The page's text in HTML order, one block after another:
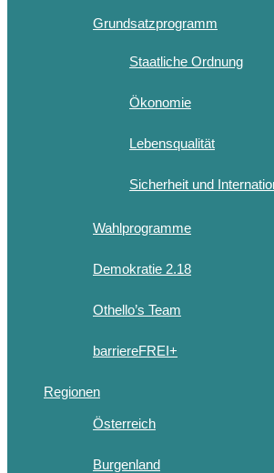
Grundsatzprogramm
Staatliche Ordnung
Ökonomie
Lebensqualität
Sicherheit und
Wahlprogramme
Demokratie 2.18
Othello’s Team
barriereFREI+
Regionen
Österreich
Burgenland